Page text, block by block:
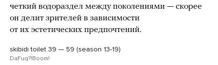
четкий водораздел между поколениями — скорее
он делит зрителей в зависимости
от их эстетических предпочтений.
skibidi toilet 39 — 59 (season 13-19)
DaFuq?!Boom!